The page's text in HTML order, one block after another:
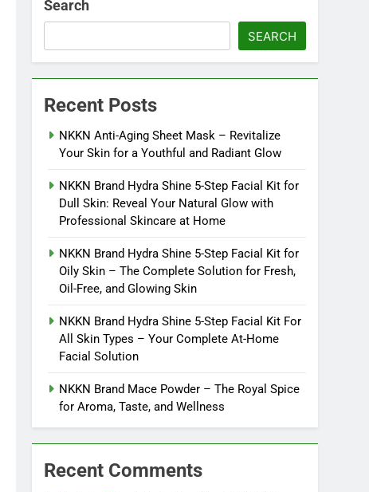
Search
SEARCH
Recent Posts
NKKN Anti-Aging Sheet Mask – Revitalize
Your Skin for a Youthful and Radiant Glow
NKKN Brand Hydra Shine 5-Step Facial Kit for
Dull Skin: Reveal Your Natural Glow with
Professional Skincare at Home
NKKN Brand Hydra Shine 5-Step Facial Kit for
Oily Skin – The Complete Solution for Fresh,
Oil-Free, and Glowing Skin
NKKN Brand Hydra Shine 5-Step Facial Kit For
All Skin Types – Your Complete At-Home
Facial Solution
NKKN Brand Mace Powder – The Royal Spice
for Aroma, Taste, and Wellness
Recent Comments